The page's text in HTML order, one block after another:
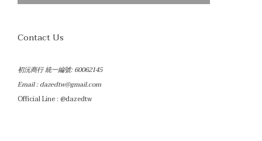
Contact Us
初沅商行 統一編號: 60062145
Email : dazedtw@gmail.com
Official Line : @dazedtw